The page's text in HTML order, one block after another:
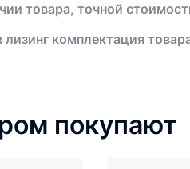
товара, точной
комплектация
покупают